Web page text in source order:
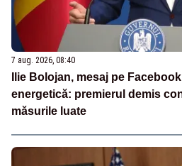
7 aug. 2026, 08:40
Ilie Bolojan, mesaj pe
energetică: premierul demis
măsurile luate